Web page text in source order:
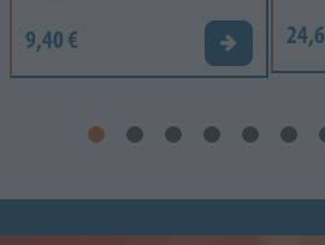
9,40 € Valitse